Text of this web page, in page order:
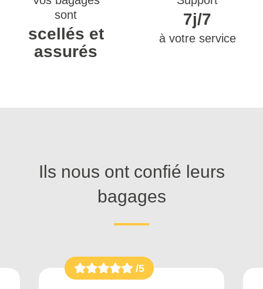
sont
scellés et
assurés
7j/7
à votre service
Ils nous ont confié leurs
bagages
/5